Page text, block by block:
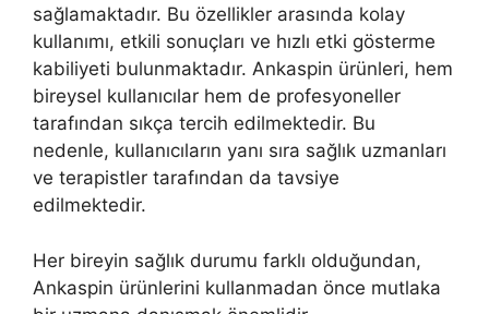
sağlamaktadır. Bu özellikler arasında kolay
kullanımı, etkili sonuçları ve hızlı etki gösterme
kabiliyeti bulunmaktadır. Ankaspin ürünleri, hem
bireysel kullanıcılar hem de profesyoneller
tarafından sıkça tercih edilmektedir. Bu
nedenle, kullanıcıların yanı sıra sağlık uzmanları
ve terapistler tarafından da tavsiye
edilmektedir.
Her bireyin sağlık durumu farklı olduğundan,
Ankaspin ürünlerini kullanmadan önce mutlaka